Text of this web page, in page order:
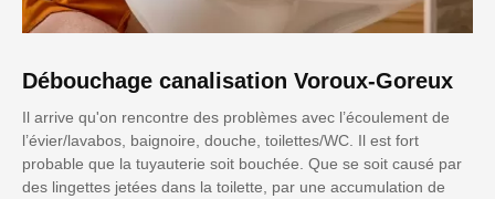
Débouchage canalisation Voroux-Goreux
Il arrive qu'on rencontre des problèmes avec l’écoulement de
l’évier/lavabos, baignoire, douche, toilettes/WC. Il est fort
probable que la tuyauterie soit bouchée. Que se soit causé par
des lingettes jetées dans la toilette, par une accumulation de